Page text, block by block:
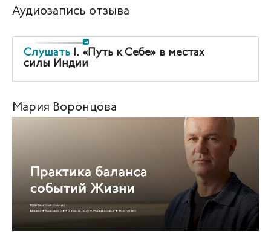
Аудиозапись отзыва
Слушать 1. «Путь к Себе» в местах
силы Индии
Мария Воронцова